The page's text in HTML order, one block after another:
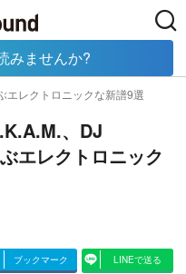
TECH
エレクトロニックな新譜9選
、DJ
エレクトロニック
ブックマーク LINEで送る
みませんか?